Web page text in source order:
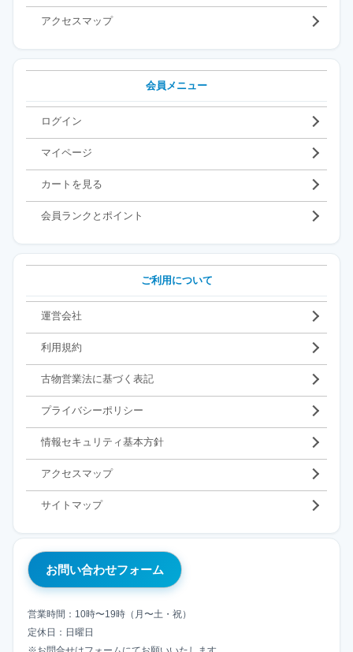
アクセスマップ
会員メニュー
ログイン
マイページ
カートを見る
会員ランクとポイント
ご利用について
運営会社
利用規約
古物営業法に基づく表記
プライバシーポリシー
情報セキュリティ基本方針
アクセスマップ
サイトマップ
お問い合わせフォーム
営業時間：10時〜19時（月〜土・祝）
定休日：日曜日